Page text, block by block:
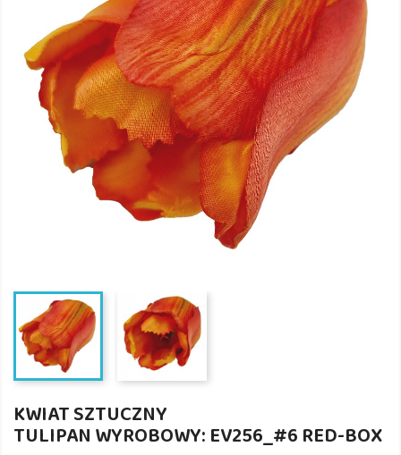
KWIAT SZTUCZNY
TULIPAN WYROBOWY: EV256_#6 RED-BOX